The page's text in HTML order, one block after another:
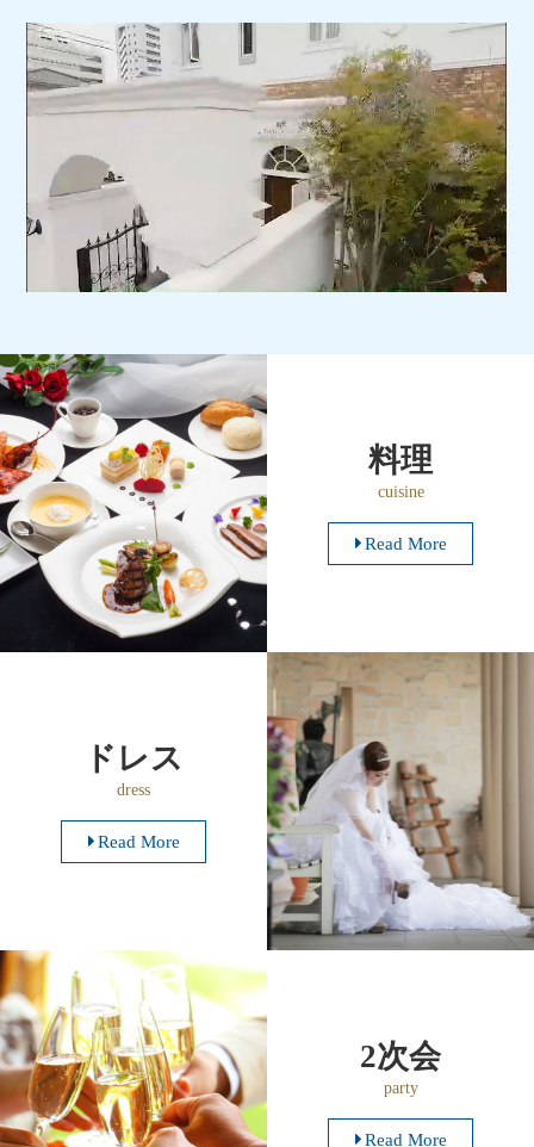
料理
cuisine
Read More
ドレス
dress
Read More
2次会
party
Read More